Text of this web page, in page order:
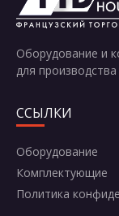
Оборудование и
для
ССЫЛКИ
Оборудование
Комплектующие
Политика